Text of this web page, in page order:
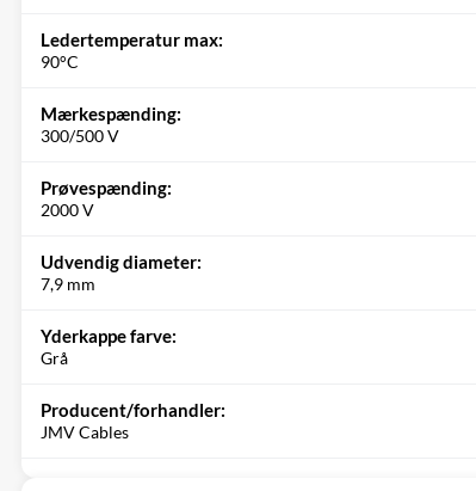
Ledertemperatur max:
90°C
Mærkespænding:
300/500 V
Prøvespænding:
2000 V
Udvendig diameter:
7,9 mm
Yderkappe farve:
Grå
Producent/forhandler:
JMV Cables